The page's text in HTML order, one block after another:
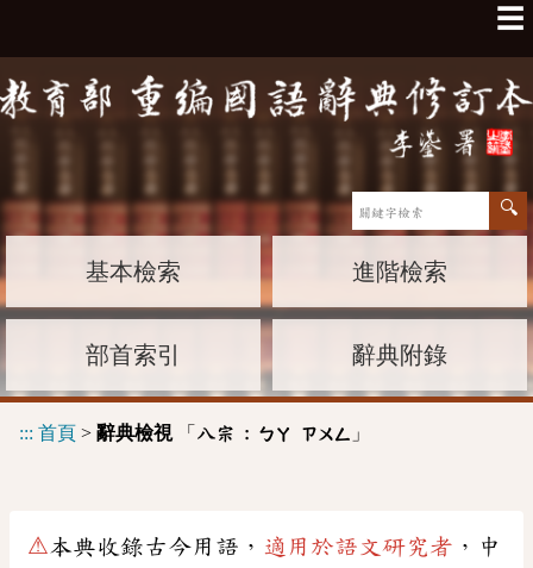
☰
基本檢索 進階檢索
部首索引 辭典附錄
::: 首頁 > 辭典檢視「 八宗 : ㄅㄚ ㄗㄨㄥ 」
⚠本典收錄古今用語， 適用於語文研究者 ，中